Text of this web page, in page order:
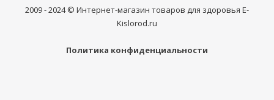
2009 - 2024 © Интернет-магазин товаров для здоровья E-
Kislorod.ru
Политика конфиденциальности